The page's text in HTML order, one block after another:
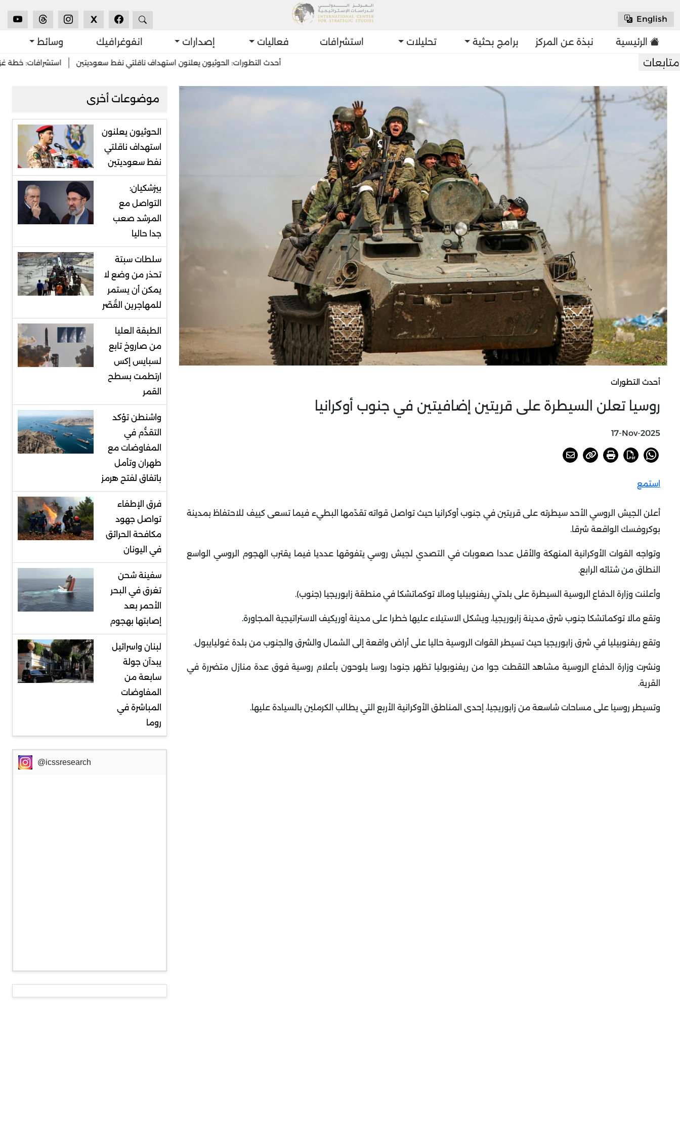
English
X
الرئيسية نبذة عن المركز برامج بحثية تحليلات استشرافات فعاليات إصدارات انفوغرافيك وسائط
أحدث التطورات: الحوثيون يعلنون استهداف ناقلتي نفط سعوديتين استشرافات: خطة غزة بين
أحدث التطورات
روسيا تعلن السيطرة على قريتين إضافيتين في جنوب أوكرانيا
17-Nov-2025
استمع
أعلن الجيش الروسي الأحد سيطرته على قريتين في جنوب أوكرانيا حيث تواصل قواته تقدّمها البطيء فيما تسعى كييف للاحتفاظ بمدينة
بوكروفسك الواقعة شرقا.
وتواجه القوات الأوكرانية المنهكة والأقل عددا صعوبات في التصدي لجيش روسي يتفوقها عدديا فيما يقترب الهجوم الروسي الواسع
النطاق من شتائه الرابع.
وأعلنت وزارة الدفاع الروسية السيطرة على بلدتي ريفنوبيليا ومالا توكماتشكا في منطقة زابوريجيا (جنوب).
وتقع مالا توكماتشكا جنوب شرق مدينة زابوريجيا، ويشكل الاستيلاء عليها خطرا على مدينة أوريكيف الاستراتيجية المجاورة.
وتقع ريفنوبيليا في شرق زابوريجيا حيث تسيطر القوات الروسية حاليا على أراض واقعة إلى الشمال والشرق والجنوب من بلدة غوليايبول.
ونشرت وزارة الدفاع الروسية مشاهد التقطت جوا من ريفنوبوليا تظهر جنودا روسا يلوحون بأعلام روسية فوق عدة منازل متضررة في
القرية.
وتسيطر روسيا على مساحات شاسعة من زابوريجيا، إحدى المناطق الأوكرانية الأربع التي يطالب الكرملين بالسيادة عليها.
موضوعات أخرى
الحوثيون يعلنون
استهداف ناقلتي
نفط سعوديتين
بيزشكيان:
التواصل مع
المرشد صعب
جدا حاليا
سلطات سبتة
تحذر من وضع لا
يمكن أن يستمر
للمهاجرين القُصّر
الطبقة العليا
من صاروخ تابع
لسبايس إكس
ارتطمت بسطح
القمر
واشنطن تؤكد
التقدُّم في
المفاوضات مع
طهران وتأمل
باتفاق لفتح هرمز
فرق الإطفاء
تواصل جهود
مكافحة الحرائق
في اليونان
سفينة شحن
تغرق في البحر
الأحمر بعد
إصابتها بهجوم
لبنان واسرائيل
يبدآن جولة
سابعة من
المفاوضات
المباشرة في
روما
@icssresearch